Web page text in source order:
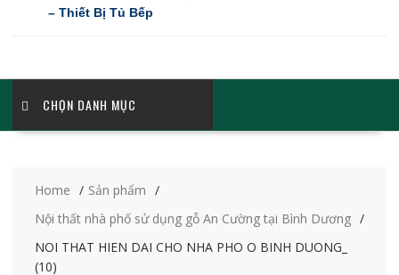
– Thiết Bị Tủ Bếp
CHỌN DANH MỤC
Home
Sản phẩm
Nội thất nhà phố sử dụng gỗ An Cường tại Bình Dương
NOI THAT HIEN DAI CHO NHA PHO O BINH DUONG_
(10)